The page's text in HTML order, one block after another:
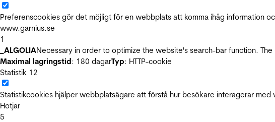
Preferenscookies gör det möjligt för en webbplats att komma ihåg information
www.garnius.se
1
_ALGOLIANecessary in order to optimize the website's search-bar function.
Maximal lagringstid: 180 dagarTyp: HTTP-cookie
Statistik 12
Statistikcookies hjälper webbplatsägare att förstå hur besökare interagerar
Hotjar
5